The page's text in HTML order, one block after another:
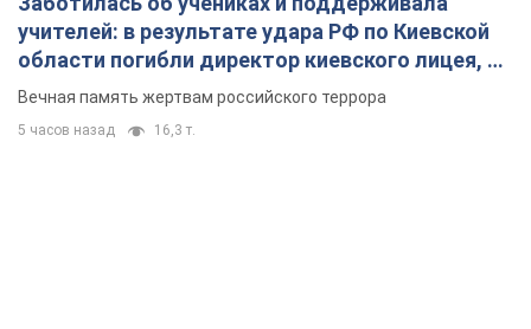
учителей: в результате удара РФ по Киевской
области погибли директор киевского лицея, её
муж и внук
Вечная память жертвам российского террора
5 часов назад 16,3 т.